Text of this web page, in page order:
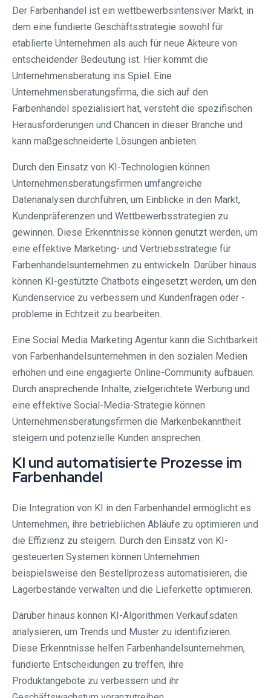
Der Farbenhandel ist ein wettbewerbsintensiver Markt, in
dem eine fundierte Geschäftsstrategie sowohl für
etablierte Unternehmen als auch für neue Akteure von
entscheidender Bedeutung ist. Hier kommt die
Unternehmensberatung ins Spiel. Eine
Unternehmensberatungsfirma, die sich auf den
Farbenhandel spezialisiert hat, versteht die spezifischen
Herausforderungen und Chancen in dieser Branche und
kann maßgeschneiderte Lösungen anbieten.
Durch den Einsatz von KI-Technologien können
Unternehmensberatungsfirmen umfangreiche
Datenanalysen durchführen, um Einblicke in den Markt,
Kundenpräferenzen und Wettbewerbsstrategien zu
gewinnen. Diese Erkenntnisse können genutzt werden, um
eine effektive Marketing- und Vertriebsstrategie für
Farbenhandelsunternehmen zu entwickeln. Darüber hinaus
können KI-gestützte Chatbots eingesetzt werden, um den
Kundenservice zu verbessern und Kundenfragen oder -
probleme in Echtzeit zu bearbeiten.
Eine Social Media Marketing Agentur kann die Sichtbarkeit
von Farbenhandelsunternehmen in den sozialen Medien
erhöhen und eine engagierte Online-Community aufbauen.
Durch ansprechende Inhalte, zielgerichtete Werbung und
eine effektive Social-Media-Strategie können
Unternehmensberatungsfirmen die Markenbekanntheit
steigern und potenzielle Kunden ansprechen.
KI und automatisierte Prozesse im
Farbenhandel
Die Integration von KI in den Farbenhandel ermöglicht es
Unternehmen, ihre betrieblichen Abläufe zu optimieren und
die Effizienz zu steigern. Durch den Einsatz von KI-
gesteuerten Systemen können Unternehmen
beispielsweise den Bestellprozess automatisieren, die
Lagerbestände verwalten und die Lieferkette optimieren.
Darüber hinaus können KI-Algorithmen Verkaufsdaten
analysieren, um Trends und Muster zu identifizieren.
Diese Erkenntnisse helfen Farbenhandelsunternehmen,
fundierte Entscheidungen zu treffen, ihre
Produktangebote zu verbessern und ihr